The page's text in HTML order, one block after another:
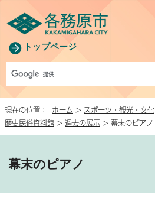
トップページ
現在の位置： ホーム > スポーツ・観光・文化
歴史民俗資料館 > 過去の展示 > 幕末のピアノ
幕末のピアノ